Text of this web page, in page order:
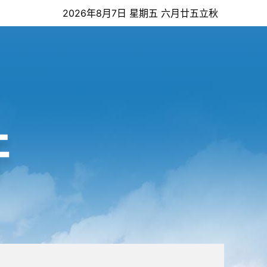
2026年8月7日 星期五 六月廿五立秋